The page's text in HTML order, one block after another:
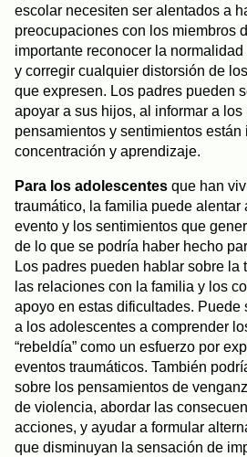
escolar necesiten ser alentados a
preocupaciones con los miembros
importante reconocer la
y corregir cualquier distorsión de
que expresen. Los padres pueden
apoyar a sus hijos, al informar a
pensamientos y sentimientos están
concentración y aprendizaje.
Para los adolescentes que han
traumático, la familia puede alentar
evento y los sentimientos que
de lo que se podría haber hecho
Los padres pueden hablar sobre la
las relaciones con la familia y los
apoyo en estas dificultades. Puede
a los adolescentes a comprender
“rebeldía” como un esfuerzo por
eventos traumáticos. También
sobre los pensamientos de
de violencia, abordar las
acciones, y ayudar a formular
que disminuyan la sensación de